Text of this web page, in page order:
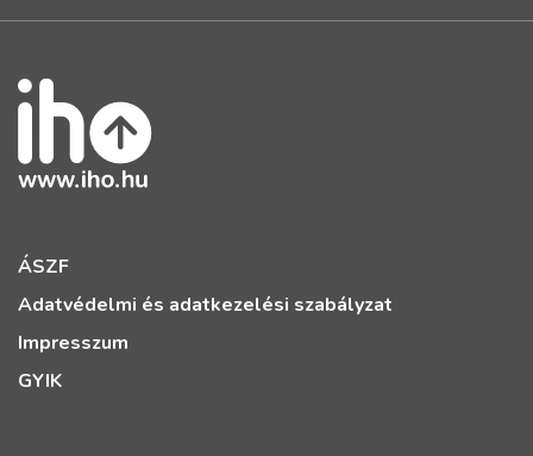
ÁSZF
Adatvédelmi és adatkezelési szabályzat
Impresszum
GYIK